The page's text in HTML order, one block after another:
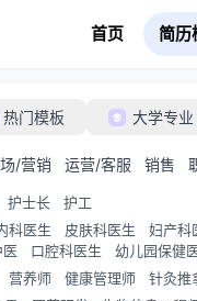
首页 简历
热门模板 大学专业
/营销 运营/客服 销售
护士长
护工
科医生 皮肤科医生
妇产科
医 口腔科医生
幼儿园保健
营养师 健康管理师
针灸推